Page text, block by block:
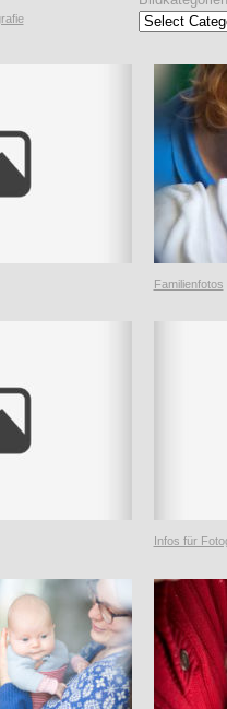
Bildkategorien
Familienfotos
Infos für